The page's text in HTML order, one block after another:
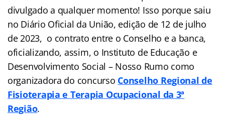
divulgado a qualquer momento! Isso porque saiu
no Diário Oficial da União, edição de 12 de julho
de 2023, o contrato entre o Conselho e a banca,
oficializando, assim, o Instituto de Educação e
Desenvolvimento Social – Nosso Rumo como
organizadora do concurso Conselho Regional de
Fisioterapia e Terapia Ocupacional da 3ª
Região.